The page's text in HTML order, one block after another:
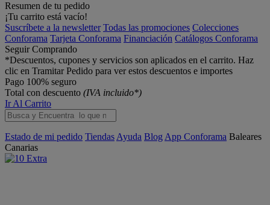
Resumen de tu pedido
¡Tu carrito está vacío!
Suscríbete a la newsletter Todas las promociones Colecciones
Conforama Tarjeta Conforama Financiación Catálogos Conforama
Seguir Comprando
*Descuentos, cupones y servicios son aplicados en el carrito. Haz
clic en Tramitar Pedido para ver estos descuentos e importes
Pago 100% seguro
Total con descuento (IVA incluido*)
Ir Al Carrito
Estado de mi pedido Tiendas Ayuda Blog App Conforama Baleares
Canarias